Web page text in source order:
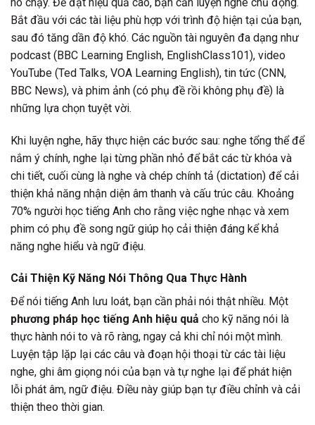
Bắt đầu với các tài liệu phù hợp với trình độ hiện tại của bạn,
sau đó tăng dần độ khó. Các nguồn tài nguyên đa dạng như
podcast (BBC Learning English, EnglishClass101), video
YouTube (Ted Talks, VOA Learning English), tin tức (CNN,
BBC News), và phim ảnh (có phụ đề rồi không phụ đề) là
những lựa chọn tuyệt vời.
Khi luyện nghe, hãy thực hiện các bước sau: nghe tổng thể để
nắm ý chính, nghe lại từng phần nhỏ để bắt các từ khóa và
chi tiết, cuối cùng là nghe và chép chính tả (dictation) để cải
thiện khả năng nhận diện âm thanh và cấu trúc câu. Khoảng
70% người học tiếng Anh cho rằng việc nghe nhạc và xem
phim có phụ đề song ngữ giúp họ cải thiện đáng kể khả
năng nghe hiểu và ngữ điệu.
Cải Thiện Kỹ Năng Nói Thông Qua Thực Hành
Để nói tiếng Anh lưu loát, bạn cần phải nói thật nhiều. Một
phương pháp học tiếng Anh hiệu quả cho kỹ năng nói là
thực hành nói to và rõ ràng, ngay cả khi chỉ nói một mình.
Luyện tập lặp lại các câu và đoạn hội thoại từ các tài liệu
nghe, ghi âm giọng nói của bạn và tự nghe lại để phát hiện
lỗi phát âm, ngữ điệu. Điều này giúp bạn tự điều chỉnh và cải
thiện theo thời gian.